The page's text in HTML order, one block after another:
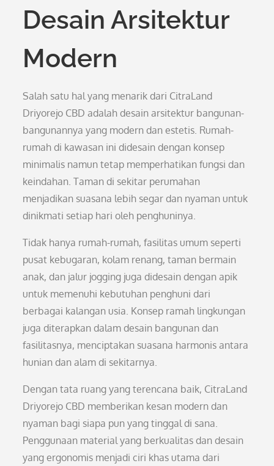
Desain Arsitektur
Modern
Salah satu hal yang menarik dari CitraLand
Driyorejo CBD adalah desain arsitektur bangunan-
bangunannya yang modern dan estetis. Rumah-
rumah di kawasan ini didesain dengan konsep
minimalis namun tetap memperhatikan fungsi dan
keindahan. Taman di sekitar perumahan
menjadikan suasana lebih segar dan nyaman untuk
dinikmati setiap hari oleh penghuninya.
Tidak hanya rumah-rumah, fasilitas umum seperti
pusat kebugaran, kolam renang, taman bermain
anak, dan jalur jogging juga didesain dengan apik
untuk memenuhi kebutuhan penghuni dari
berbagai kalangan usia. Konsep ramah lingkungan
juga diterapkan dalam desain bangunan dan
fasilitasnya, menciptakan suasana harmonis antara
hunian dan alam di sekitarnya.
Dengan tata ruang yang terencana baik, CitraLand
Driyorejo CBD memberikan kesan modern dan
nyaman bagi siapa pun yang tinggal di sana.
Penggunaan material yang berkualitas dan desain
yang ergonomis menjadi ciri khas utama dari